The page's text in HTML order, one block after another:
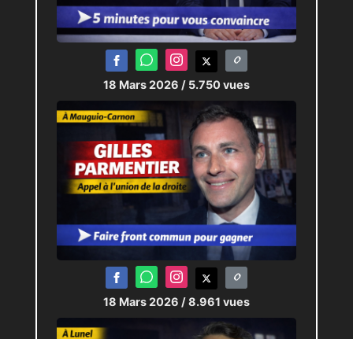
18 Mars 2026 / 5.750 vues
18 Mars 2026 / 8.961 vues